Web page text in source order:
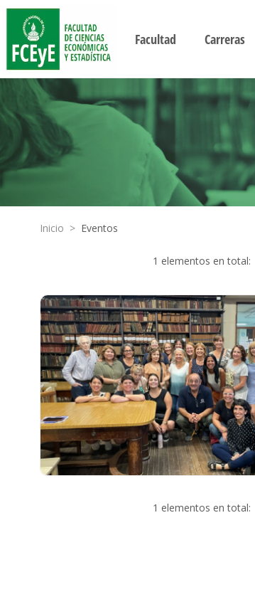
Facultad Carreras
Inicio > Eventos
1 elementos en total:
1 elementos en total: